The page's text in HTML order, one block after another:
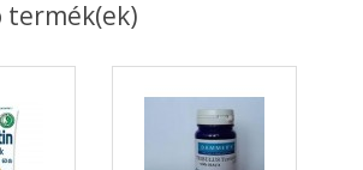
termék(ek)